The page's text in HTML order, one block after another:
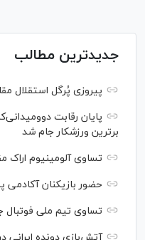
جدیدترین مطالب
پیروزی پُرگل استقلال
پایان رقابت
برترین ورزشکار جام شد
تساوی آلومینیوم
حضور بازیکنان آکادمی
تساوی تیم ملی فوتبال